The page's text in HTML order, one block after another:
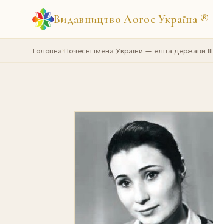
Видавництво Логос Україна ®
Головна›Почесні імена України — еліта держави III